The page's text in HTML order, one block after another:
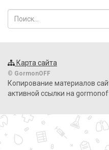
Карта сайта
© GormonOFF
Копирование материалов
активной ссылки на